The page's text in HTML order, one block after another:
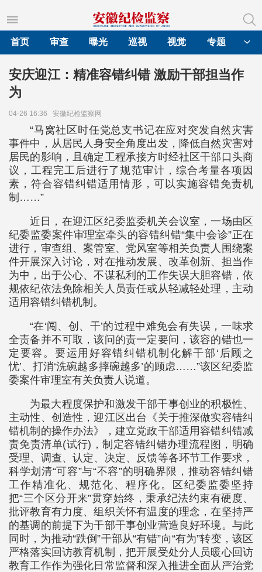
首页
审查 曝光 巡视 视觉 专题
安庆迎江：精准容错纠错 激励干部担当作
为
04-26 16:36 安徽纪检监察网
“马窝社区时任党总支书记在应对突发自然灾害
事件中，从居民人身安全角度出发，降低自然灾害对
居民的影响，且确定工程承接方时经社区干部口头商
议，工程完工后进行了规范审计，综合考量各项因
素，符合容错纠错适用情形，可以实施容错免责机
制……”
近日，在迎江区纪委监委机关会议室，一场由区
纪委监委案件审理室牵头的容错纠错“集中会诊”正在
进行，审查组、案管室、党风室等相关负责人围绕案
件开展深入讨论，对在推动发展、改革创新、担当作
为中，出于公心、不谋私利的工作失误大胆容错，依
规依纪依法免除相关人员责任或从轻减轻处理，主动
适用容错纠错机制。
“在‘闯、创、干’的过程中难免会有失误，一味求
全责备并不可取，该问的责一定要问，该容的错也一
定要容。要运用好容错纠错机制化解干部‘后顾之
忧’、打消‘洗碗越多摔碗越多’的顾虑……”该区纪委监
委案件审理室有关负责人说道。
为最大程度保护和激发干部干事创业的积极性、
主动性、创造性，迎江区出台《关于推深做实容错纠
错机制的操作办法》，建立党政干部适用容错纠错减
责免责清单(试行)，制定容错纠错办理流程图，明确
受理、调查、认定、决定、反馈等各环节工作要求，
科学划清“可容”与“不容”的明确界限，推动容错纠错
工作精准化、规范化、程序化。区纪委监委坚持
把“三个区分开来”贯穿始终，秉承纪法约束有硬度、
批评教育有力度、组织关怀有温度的理念，在坚持严
的基调的前提下为干部干事创业营造良好环境。与此
同时，为推动“跌倒”干部从“有错”向“有为”转变，该区
严格落实回访教育机制，把开展受处分人员暖心回访
教育工作作为强化日常监督和深入推进全面从严治党